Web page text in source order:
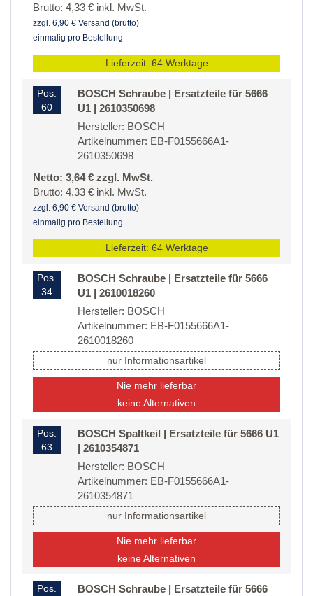
Brutto: 4,33 € inkl. MwSt.
zzgl. 6,90 € Versand (brutto)
einmalig pro Bestellung
Lieferzeit: 64 Werktage
Pos.
60
BOSCH Schraube | Ersatzteile für 5666
U1 | 2610350698
Hersteller: BOSCH
Artikelnummer: EB-F0155666A1-
2610350698
Netto: 3,64 € zzgl. MwSt.
Brutto: 4,33 € inkl. MwSt.
zzgl. 6,90 € Versand (brutto)
einmalig pro Bestellung
Lieferzeit: 64 Werktage
Pos.
34
BOSCH Schraube | Ersatzteile für 5666
U1 | 2610018260
Hersteller: BOSCH
Artikelnummer: EB-F0155666A1-
2610018260
nur Informationsartikel
Nie mehr lieferbar
keine Alternativen
Pos.
63
BOSCH Spaltkeil | Ersatzteile für 5666 U1
| 2610354871
Hersteller: BOSCH
Artikelnummer: EB-F0155666A1-
2610354871
nur Informationsartikel
Nie mehr lieferbar
keine Alternativen
Pos.
BOSCH Schraube | Ersatzteile für 5666